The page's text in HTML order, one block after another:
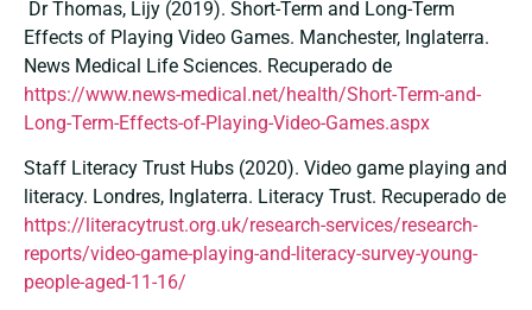
Dr Thomas, Lijy (2019). Short-Term and Long-Term
Effects of Playing Video Games. Manchester, Inglaterra.
News Medical Life Sciences. Recuperado de
https://www.news-medical.net/health/Short-Term-and-
Long-Term-Effects-of-Playing-Video-Games.aspx
Staff Literacy Trust Hubs (2020). Video game playing and
literacy. Londres, Inglaterra. Literacy Trust. Recuperado de
https://literacytrust.org.uk/research-services/research-
reports/video-game-playing-and-literacy-survey-young-
people-aged-11-16/